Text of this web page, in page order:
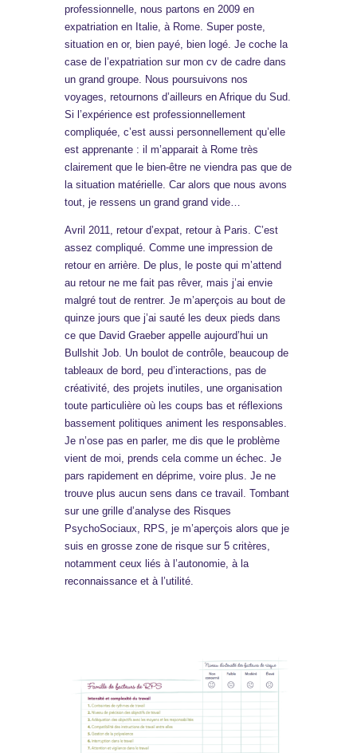
professionnelle, nous partons en 2009 en
expatriation en Italie, à Rome. Super poste,
situation en or, bien payé, bien logé. Je coche la
case de l’expatriation sur mon cv de cadre dans
un grand groupe. Nous poursuivons nos
voyages, retournons d’ailleurs en Afrique du Sud.
Si l’expérience est professionnellement
compliquée, c’est aussi personnellement qu’elle
est apprenante : il m’apparait à Rome très
clairement que le bien-être ne viendra pas que de
la situation matérielle. Car alors que nous avons
tout, je ressens un grand grand vide…
Avril 2011, retour d’expat, retour à Paris. C’est
assez compliqué. Comme une impression de
retour en arrière. De plus, le poste qui m’attend
au retour ne me fait pas rêver, mais j’ai envie
malgré tout de rentrer. Je m’aperçois au bout de
quinze jours que j’ai sauté les deux pieds dans
ce que David Graeber appelle aujourd’hui un
Bullshit Job. Un boulot de contrôle, beaucoup de
tableaux de bord, peu d’interactions, pas de
créativité, des projets inutiles, une organisation
toute particulière où les coups bas et réflexions
bassement politiques animent les responsables.
Je n’ose pas en parler, me dis que le problème
vient de moi, prends cela comme un échec. Je
pars rapidement en déprime, voire plus. Je ne
trouve plus aucun sens dans ce travail. Tombant
sur une grille d’analyse des Risques
PsychoSociaux, RPS, je m’aperçois alors que je
suis en grosse zone de risque sur 5 critères,
notamment ceux liés à l’autonomie, à la
reconnaissance et à l’utilité.